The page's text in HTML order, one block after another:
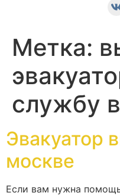
Метка:
службу
Эвакуатор
москве
Если вам нужна